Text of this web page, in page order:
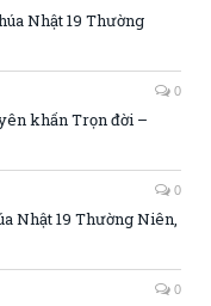
Nhật 19 Thường
0
khấn Trọn đời –
0
Nhật 19 Thường Niên,
0